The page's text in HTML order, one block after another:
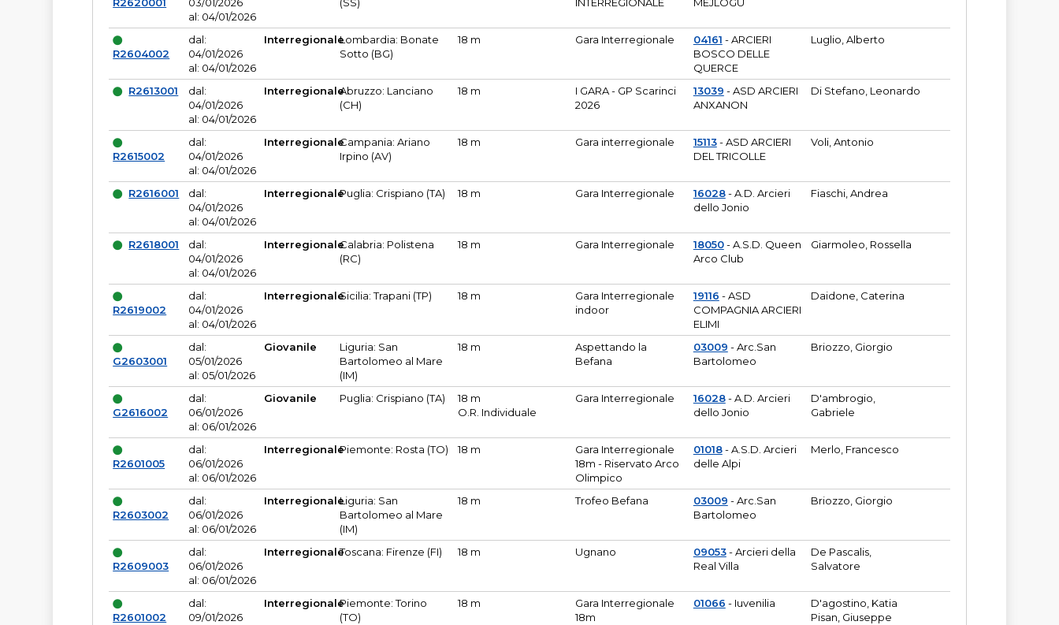
R2620001
03/01/2026
al: 04/01/2026
(SS)
INTERREGIONALE
MEJLOGU
R2604002
dal:
04/01/2026
al: 04/01/2026
InterregionaleLombardia: Bonate
Sotto (BG)
18 m Gara Interregionale 04161 - ARCIERI
BOSCO DELLE
QUERCE
Luglio, Alberto
R2613001
dal:
04/01/2026
al: 04/01/2026
InterregionaleAbruzzo: Lanciano
(CH)
18 m
I GARA - GP Scarinci
2026
13039 - ASD ARCIERI
ANXANON
Di Stefano, Leonardo
R2615002
dal:
04/01/2026
al: 04/01/2026
InterregionaleCampania: Ariano
Irpino (AV)
18 m Gara interregionale 15113- ASD ARCIERI
DEL TRICOLLE
Voli, Antonio
R2616001
dal:
04/01/2026
al: 04/01/2026
InterregionalePuglia: Crispiano (TA) 18 m Gara Interregionale 16028- A.D. Arcieri
dello Jonio
Fiaschi, Andrea
R2618001
dal:
04/01/2026
al: 04/01/2026
InterregionaleCalabria: Polistena
(RC)
18 m Gara Interregionale 18050- A.S.D. Queen
Arco Club
Giarmoleo, Rossella
R2619002
dal:
04/01/2026
al: 04/01/2026
InterregionaleSicilia: Trapani (TP) 18 m
Gara Interregionale
indoor
19116 - ASD
COMPAGNIA ARCIERI
ELIMI
Daidone, Caterina
G2603001
dal:
05/01/2026
al: 05/01/2026
Giovanile
Liguria: San
Bartolomeo al Mare
(IM)
18 m
Aspettando la
Befana
03009 - Arc.San
Bartolomeo
Briozzo, Giorgio
G2616002
dal:
06/01/2026
al: 06/01/2026
Giovanile Puglia: Crispiano (TA)
18 m
O.R. Individuale
Gara Interregionale 16028- A.D. Arcieri
dello Jonio
D'ambrogio,
Gabriele
R2601005
dal:
06/01/2026
al: 06/01/2026
InterregionalePiemonte: Rosta (TO) 18 m
Gara Interregionale
18m - Riservato Arco
Olimpico
01018- A.S.D. Arcieri
delle Alpi
Merlo, Francesco
R2603002
dal:
06/01/2026
al: 06/01/2026
InterregionaleLiguria: San
Bartolomeo al Mare
(IM)
18 m Trofeo Befana 03009 - Arc.San
Bartolomeo
Briozzo, Giorgio
R2609003
dal:
06/01/2026
al: 06/01/2026
InterregionaleToscana: Firenze (FI) 18 m Ugnano 09053- Arcieri della
Real Villa
De Pascalis,
Salvatore
R2601002
dal:
09/01/2026
InterregionalePiemonte: Torino
(TO)
18 m
Gara Interregionale
18m
01066 - Iuvenilia
D'agostino, Katia
Pisan, Giuseppe